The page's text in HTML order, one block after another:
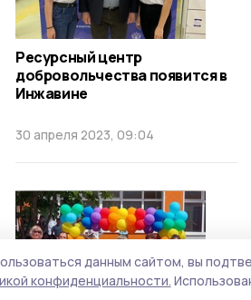
Ресурсный центр
добровольчества появится в
Инжавине
30 апреля 2023, 09:04
данным сайтом, вы
конфиденциальности.